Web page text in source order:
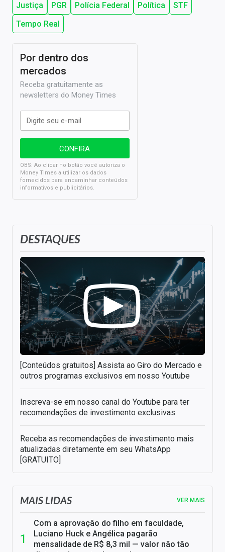
Justiça
PGR Polícia Federal Política
STF
Tempo Real
DESTAQUES
[Conteúdos gratuitos] Assista ao Giro do Mercado e
outros programas exclusivos em nosso Youtube
Inscreva-se em nosso canal do Youtube para ter
recomendações de investimento exclusivas
Receba as recomendações de investimento mais
atualizadas diretamente em seu WhatsApp
[GRATUITO]
Por dentro dos
mercados
Receba gratuitamente as
newsletters do Money Times
OBS: Ao clicar no botão você autoriza o
Money Times a utilizar os dados
fornecidos para encaminhar conteúdos
informativos e publicitários.
MAIS LIDAS VER MAIS
Com a aprovação do filho em faculdade,
Luciano Huck e Angélica pagarão
mensalidade de R$ 8,3 mil — valor não tão